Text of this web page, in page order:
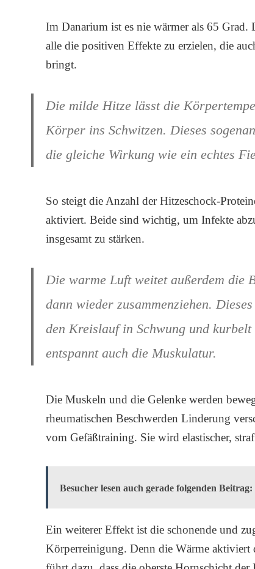
Im Danarium ist es nie wärmer als 65 Grad.
alle die positiven Effekte zu erzielen, die
bringt.
Die milde Hitze lässt die
Körper ins Schwitzen. Dieses
die gleiche Wirkung wie ein echtes
So steigt die Anzahl der Hitzeschock-
aktiviert. Beide sind wichtig, um Infekte
insgesamt zu stärken.
Die warme Luft weitet außerdem die
dann wieder zusammenziehen.
den Kreislauf in Schwung und
entspannt auch die Muskulatur.
Die Muskeln und die Gelenke werden
rheumatischen Beschwerden Linderung
vom Gefäßtraining. Sie wird elastischer,
Besucher lesen auch gerade folgenden Beitrag:
Ein weiterer Effekt ist die schonende und
Körperreinigung. Denn die Wärme aktiviert